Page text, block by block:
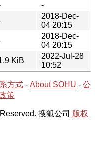
-
2018-Dec-
04 20:15
2018-Dec-
04 20:15
KiB
2022-Jul-28
10:52
方式 - About SOHU - 公
策
搜狐公司 版权